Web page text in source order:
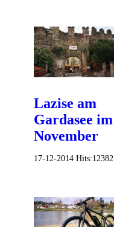
Lazise am
Gardasee im
November
17-12-2014 Hits:12382